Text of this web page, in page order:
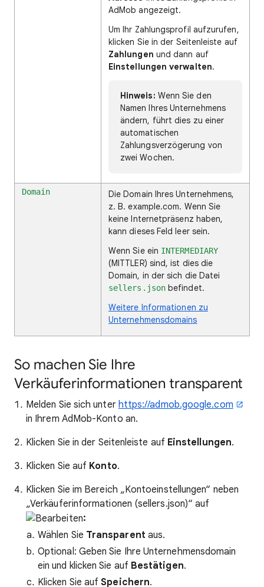
AdMob angezeigt.
Um Ihr Zahlungsprofil aufzurufen,
klicken Sie in der Seitenleiste auf
Zahlungen und dann auf
Einstellungen verwalten.
Hinweis: Wenn Sie den
Namen Ihres Unternehmens
ändern, führt dies zu einer
automatischen
Zahlungsverzögerung von
zwei Wochen.
Domain
Die Domain Ihres Unternehmens,
z. B. example.com. Wenn Sie
keine Internetpräsenz haben,
kann dieses Feld leer sein.
Wenn Sie ein INTERMEDIARY
(MITTLER) sind, ist dies die
Domain, in der sich die Datei
sellers.jsonbefindet.
Weitere Informationen zu
Unternehmensdomains
So machen Sie Ihre
Verkäuferinformationen transparent
Melden Sie sich unter https://admob.google.com
in Ihrem AdMob-Konto an.
Klicken Sie in der Seitenleiste auf Einstellungen.
Klicken Sie auf Konto.
Klicken Sie im Bereich „Kontoeinstellungen“ neben
„Verkäuferinformationen (sellers.json)“ auf
:
Wählen Sie Transparent aus.
Optional: Geben Sie Ihre Unternehmensdomain
ein und klicken Sie auf Bestätigen.
Klicken Sie aufSpeichern.